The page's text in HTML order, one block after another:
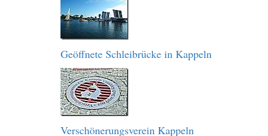
Geöffnete Schleibrücke in Kappeln
Verschönerungsverein Kappeln